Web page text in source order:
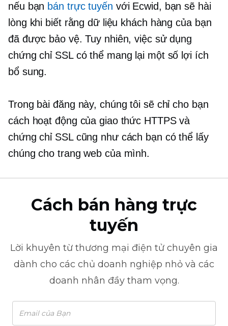
nếu bạn bán trực tuyến với Ecwid, bạn sẽ hài
lòng khi biết rằng dữ liệu khách hàng của bạn
đã được bảo vệ. Tuy nhiên, việc sử dụng
chứng chỉ SSL có thể mang lại một số lợi ích
bổ sung.
Trong bài đăng này, chúng tôi sẽ chỉ cho bạn
cách hoạt động của giao thức HTTPS và
chứng chỉ SSL cũng như cách bạn có thể lấy
chúng cho trang web của mình.
Cách bán hàng trực
tuyến
Lời khuyên từ thương mại điện tử chuyên gia
dành cho các chủ doanh nghiệp nhỏ và các
doanh nhân đầy tham vọng.